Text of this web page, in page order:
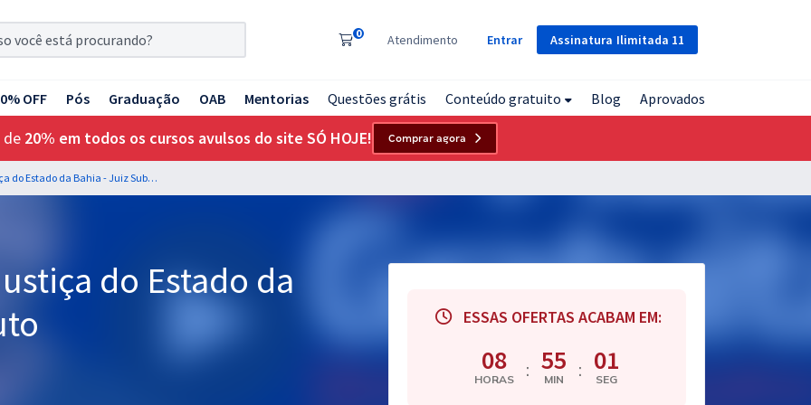
Assinatura Ilimitada 11
0 Atendimento Entrar
OFF Pós Graduação OAB Mentorias Questões grátis Conteúdo gratuito Blog Aprovados
de 20% em todos os cursos avulsos do site SÓ HOJE! Comprar agora
TJ BA - Tribunal de Justiça do Estado da Bahia - Juiz Substituto
do Estado da
ESSAS OFERTAS ACABAM EM:
08
HORAS : 55
MIN : 00
SEG